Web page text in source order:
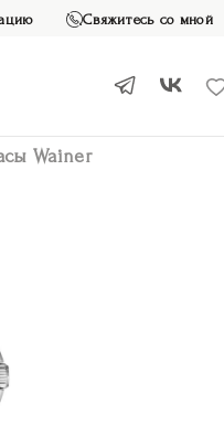
Свяжитесь со мной
Wainer